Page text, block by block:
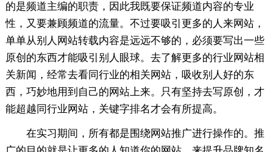
的是频道主编的职责，因此我既要保证频道内容的专业
性，又要兼顾频道的流量。不过要吸引更多的人来网站，
单单从别人网站转载内容是远远不够的，必须要写出一些
原创的东西才能吸引别人眼球。去了解更多的行业网站相
关新闻，经常去看同行业的相关网站，吸收别人好的东
西，巧妙地用到自己的网站上来。只有坚持去写原创，才
能超越同行业网站，关键字排名才会有所提高。
在实习期间，所有都是围绕网站推广进行操作的。推